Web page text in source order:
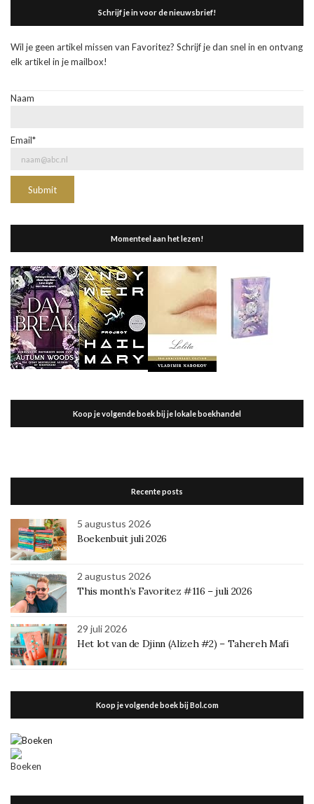
Schrijf je in voor de nieuwsbrief!
Wil je geen artikel missen van Favoritez? Schrijf je dan snel in en ontvang
elk artikel in je mailbox!
Naam
Email*
Momenteel aan het lezen!
Koop je volgende boek bij je lokale boekhandel
Recente posts
5 augustus 2026
Boekenbuit juli 2026
2 augustus 2026
This month’s Favoritez #116 – juli 2026
29 juli 2026
Het lot van de Djinn (Alizeh #2) – Tahereh Mafi
Koop je volgende boek bij Bol.com